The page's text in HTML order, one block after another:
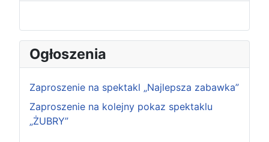
Ogłoszenia
Zaproszenie na spektakl „Najlepsza zabawka”
Zaproszenie na kolejny pokaz spektaklu
„ŻUBRY”